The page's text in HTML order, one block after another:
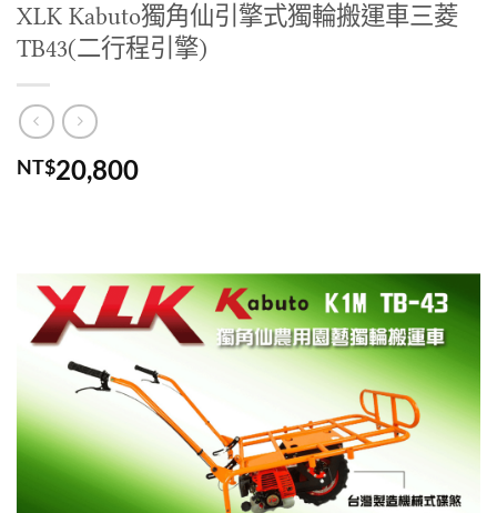
XLK Kabuto獨角仙引擎式獨輪搬運車三菱
TB43(二行程引擎)
NT$20,800